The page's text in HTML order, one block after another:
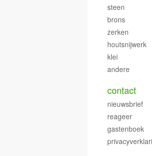
steen
brons
zerken
houtsnijwerk
klei
andere
contact
nieuwsbrief
reageer
gastenboek